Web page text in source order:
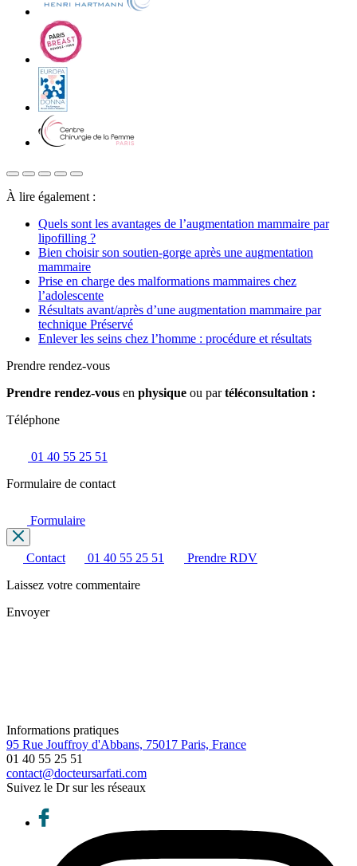
À lire également :
Quels sont les avantages de l’augmentation mammaire par
lipofilling ?
Bien choisir son soutien-gorge après une augmentation
mammaire
Prise en charge des malformations mammaires chez
l’adolescente
Résultats avant/après d’une augmentation mammaire par
technique Préservé
Enlever les seins chez l’homme : procédure et résultats
Prendre rendez-vous
Prendre rendez-vous en physique ou partéléconsultation :
Téléphone
01 40 55 25 51
Formulaire de contact
Formulaire
Contact 01 40 55 25 51
Prendre RDV
Laissez votre commentaire
Envoyer
Informations pratiques
95 Rue Jouffroy d'Abbans, 75017 Paris, France
01 40 55 25 51
contact@docteursarfati.com
Suivez le Dr sur les réseaux